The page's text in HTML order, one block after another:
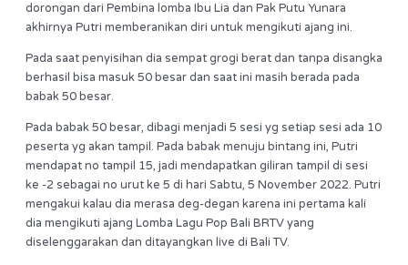
dorongan dari Pembina lomba Ibu Lia dan Pak Putu Yunara
akhirnya Putri memberanikan diri untuk mengikuti ajang ini.
Pada saat penyisihan dia sempat grogi berat dan tanpa disangka
berhasil bisa masuk 50 besar dan saat ini masih berada pada
babak 50 besar.
Pada babak 50 besar, dibagi menjadi 5 sesi yg setiap sesi ada 10
peserta yg akan tampil. Pada babak menuju bintang ini, Putri
mendapat no tampil 15, jadi mendapatkan giliran tampil di sesi
ke -2 sebagai no urut ke 5 di hari Sabtu, 5 November 2022. Putri
mengakui kalau dia merasa deg-degan karena ini pertama kali
dia mengikuti ajang Lomba Lagu Pop Bali BRTV yang
diselenggarakan dan ditayangkan live di Bali TV.